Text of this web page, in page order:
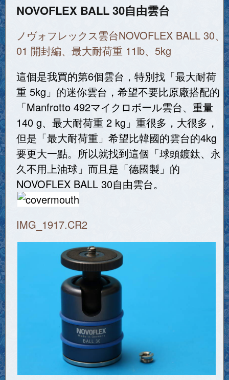
NOVOFLEX BALL 30自由雲台
ノヴォフレックス雲台NOVOFLEX BALL 30、
01 開封編、最大耐荷重 11lb、5kg
這個是我買的第6個雲台，特別找「最大耐荷
重 5kg」的迷你雲台，希望不要比原廠搭配的
「Manfrotto 492マイクロボール雲台、重量
140 g、最大耐荷重 2 kg」重很多，大很多，
但是「最大耐荷重」希望比韓國的雲台的4kg
要更大一點。所以就找到這個「球頭鍍鈦、永
久不用上油球」而且是「德國製」的
NOVOFLEX BALL 30自由雲台。
IMG_1917.CR2